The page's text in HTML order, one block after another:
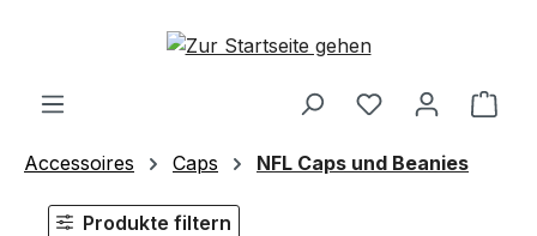
Zum Hauptinhalt springen
Accessoires Caps NFL Caps und Beanies
Produkte filtern